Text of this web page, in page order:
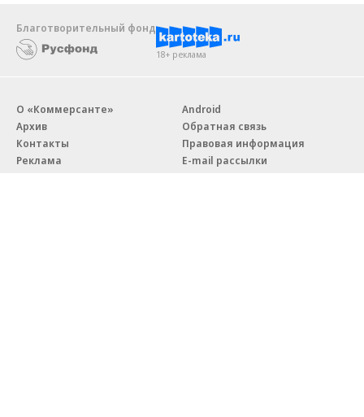
Благотворительный фонд
18+ реклама
О «Коммерсанте»
Архив
Контакты
Реклама
Android
Обратная связь
Правовая информация
E-mail рассылки